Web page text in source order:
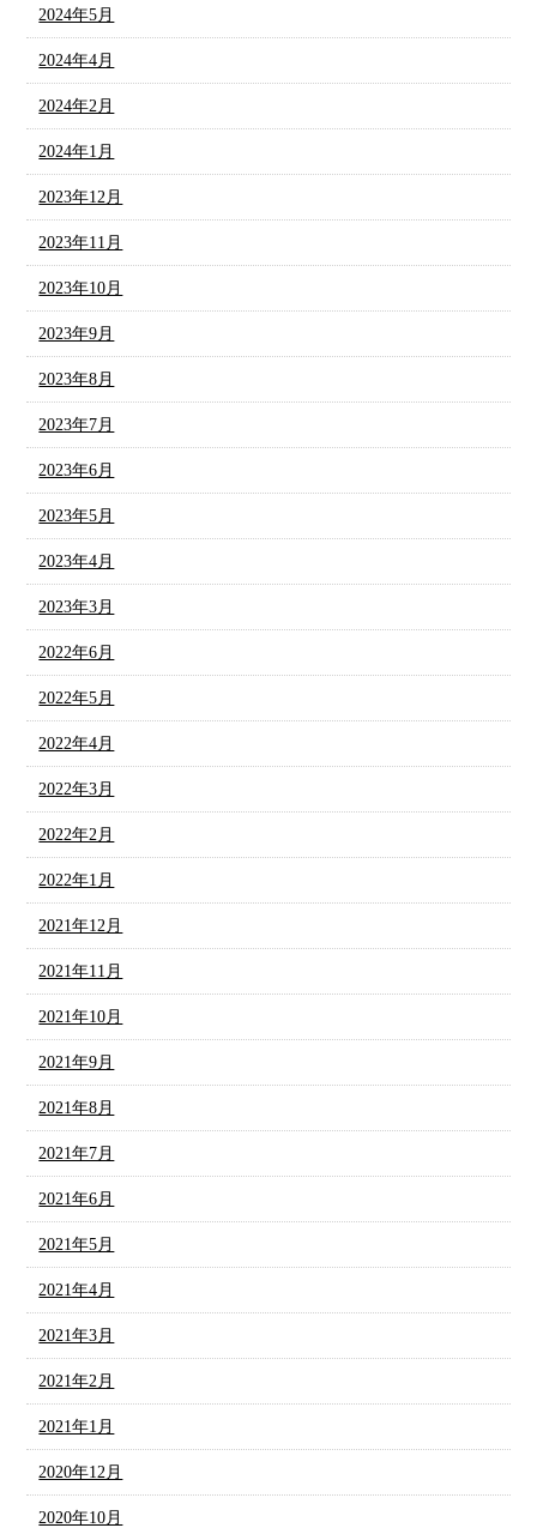
2024年5月
2024年4月
2024年2月
2024年1月
2023年12月
2023年11月
2023年10月
2023年9月
2023年8月
2023年7月
2023年6月
2023年5月
2023年4月
2023年3月
2022年6月
2022年5月
2022年4月
2022年3月
2022年2月
2022年1月
2021年12月
2021年11月
2021年10月
2021年9月
2021年8月
2021年7月
2021年6月
2021年5月
2021年4月
2021年3月
2021年2月
2021年1月
2020年12月
2020年10月